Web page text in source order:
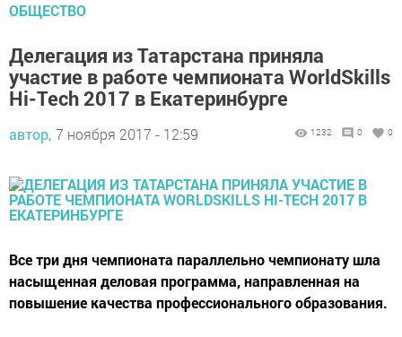
ОБЩЕСТВО
Делегация из Татарстана приняла
участие в работе чемпионата WorldSkills
Hi-Tech 2017 в Екатеринбурге
автор, 7 ноября 2017 - 12:59 1232 0 0
Все три дня чемпионата параллельно чемпионату шла
насыщенная деловая программа, направленная на
повышение качества профессионального образования.